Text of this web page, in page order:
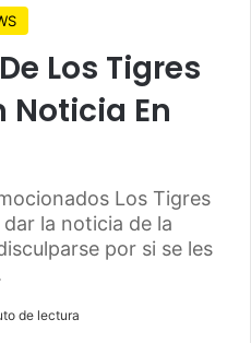
Los Tigres
Noticia En
Los Tigres
la noticia de la
por si se les
de lectura